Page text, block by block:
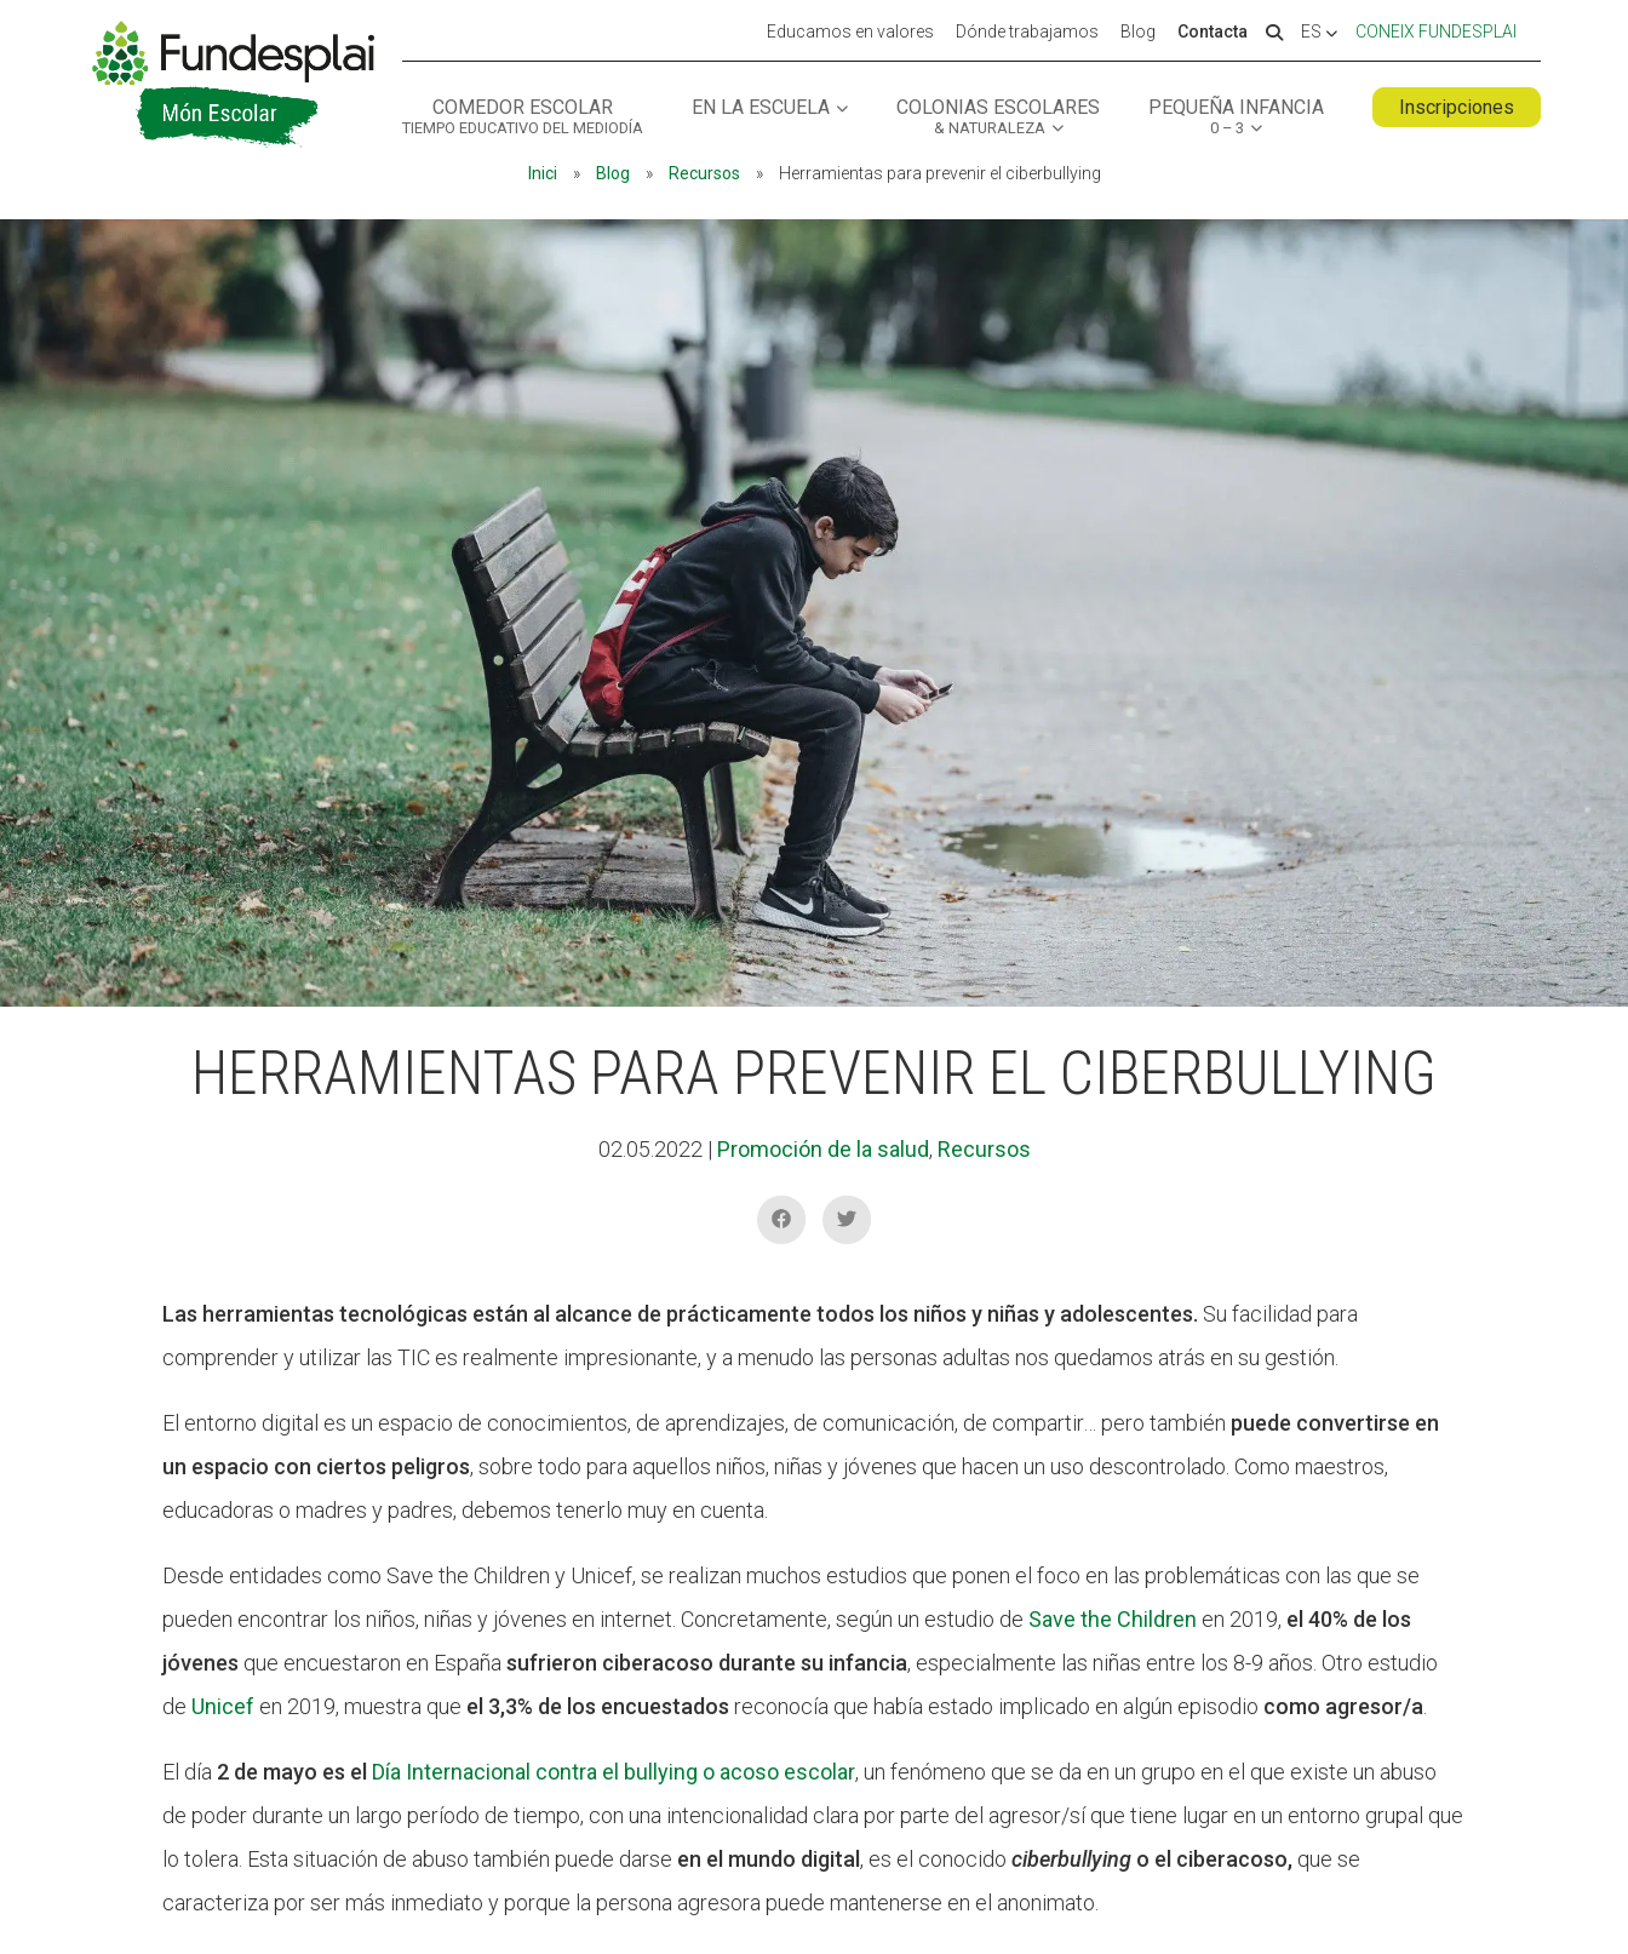
Educamos en valores Dónde trabajamos Blog Contacta ES CONEIX FUNDESPLAI
COMEDOR ESCOLAR
TIEMPO EDUCATIVO DEL MEDIODÍA
EN LA ESCUELA COLONIAS ESCOLARES
& NATURALEZA
PEQUEÑA INFANCIA
0 – 3
Inscripciones
Inici » Blog » Recursos » Herramientas para prevenir el ciberbullying
HERRAMIENTAS PARA PREVENIR EL CIBERBULLYING
02.05.2022 | Promoción de la salud, Recursos
Las herramientas tecnológicas están al alcance de prácticamente todos los niños y niñas y adolescentes. Su facilidad para
comprender y utilizar las TIC es realmente impresionante, y a menudo las personas adultas nos quedamos atrás en su gestión.
El entorno digital es un espacio de conocimientos, de aprendizajes, de comunicación, de compartir… pero también puede convertirse en
un espacio con ciertos peligros, sobre todo para aquellos niños, niñas y jóvenes que hacen un uso descontrolado. Como maestros,
educadoras o madres y padres, debemos tenerlo muy en cuenta.
Desde entidades como Save the Children y Unicef, se realizan muchos estudios que ponen el foco en las problemáticas con las que se
pueden encontrar los niños, niñas y jóvenes en internet. Concretamente, según un estudio de Save the Children en 2019, el 40% de los
jóvenes que encuestaron en Españasufrieron ciberacoso durante su infancia, especialmente las niñas entre los 8-9 años. Otro estudio
de Unicef en 2019, muestra que el 3,3% de los encuestados reconocía que había estado implicado en algún episodio como agresor/a
El día 2 de mayo es el Día Internacional contra el bullying o acoso escolar, un fenómeno que se da en un grupo en el que existe un abuso
de poder durante un largo período de tiempo, con una intencionalidad clara por parte del agresor/sí que tiene lugar en un entorno grupal que
lo tolera. Esta situación de abuso también puede darse en el mundo digital , es el conocidociberbullying o el ciberacoso, que se
caracteriza por ser más inmediato y porque la persona agresora puede mantenerse en el anonimato.
ACTIVITATS D'ESTIU MÓN ESCOLAR ALBERG CENTRE ESPLAI
CASES DE COLÒNIES ACCIÓ SOCIAL I JOVES SUPORT TERCER SECTOR
CONEIX FUNDESPLAI
La Fundació
L'equip
Missió i valors
Els comptes clars
Memòria d'activitats
Proposta educativa
ACTUALITAT
Notícies
Butlletins
Diari de la Fundació
Fundesplai als mitjans
Xarxes socials